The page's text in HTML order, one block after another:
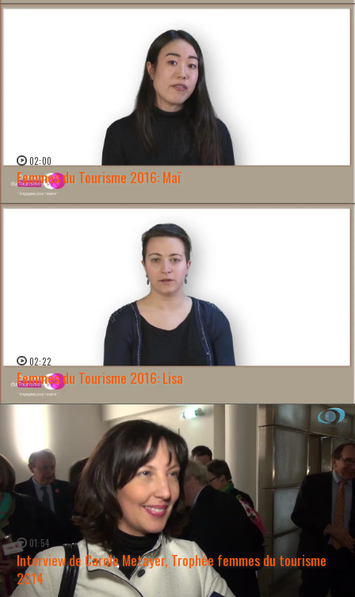
02:00
Femmes du Tourisme 2016: Maï
WATCH NOW →
02:22
Femmes du Tourisme 2016: Lisa
WATCH NOW →
01:54
Interview de Carole Metayer, Trophée femmes du tourisme
2014
WATCH NOW →